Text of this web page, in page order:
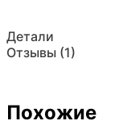
Детали
Отзывы (1)
Похожие